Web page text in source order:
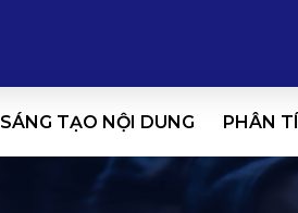
SÁNG TẠO NỘI DUNG PHÂN